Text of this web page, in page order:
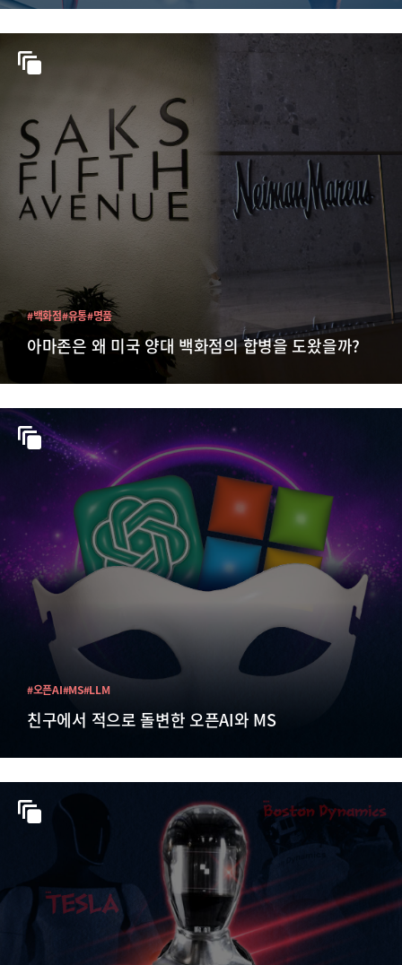
아마존은 왜 미국 양대 백화점의 합병을 도왔을까?
#백화점#유통#명품
친구에서 적으로 돌변한 오픈AI와 MS
#오픈AI#MS#LLM